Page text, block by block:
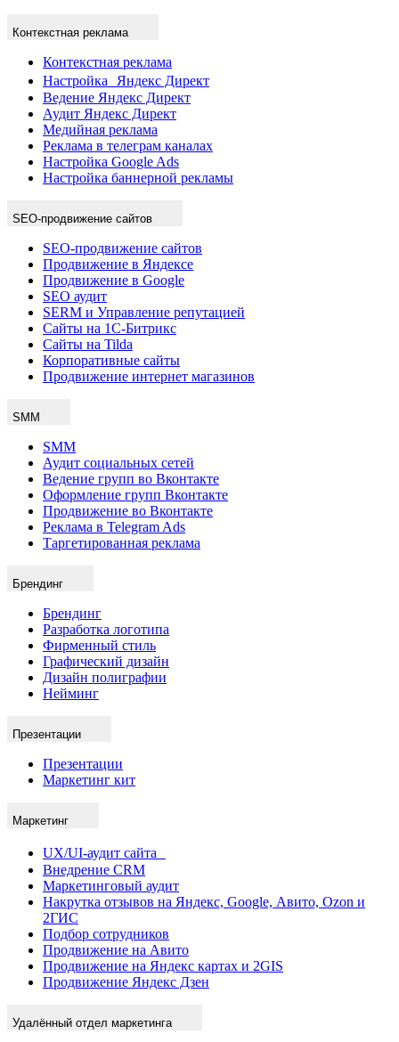
Контекстная реклама
Контекстная реклама
Настройка Яндекс Директ
Ведение Яндекс Директ
Аудит Яндекс Директ
Медийная реклама
Реклама в телеграм каналах
Настройка Google Ads
Настройка баннерной рекламы
SEO-продвижение сайтов
SEO-продвижение сайтов
Продвижение в Яндексе
Продвижение в Google
SEO аудит
SERM и Управление репутацией
Сайты на 1С-Битрикс
Сайты на Tilda
Корпоративные сайты
Продвижение интернет магазинов
SMM
SMM
Аудит социальных сетей
Ведение групп во Вконтакте
Оформление групп Вконтакте
Продвижение во Вконтакте
Реклама в Telegram Ads
Таргетированная реклама
Брендинг
Брендинг
Разработка логотипа
Фирменный стиль
Графический дизайн
Дизайн полиграфии
Нейминг
Презентации
Презентации
Маркетинг кит
Маркетинг
UX/UI-аудит сайта
Внедрение CRM
Маркетинговый аудит
Накрутка отзывов на Яндекс, Google, Авито, Ozon и
2ГИС
Подбор сотрудников
Продвижение на Авито
Продвижение на Яндекс картах и 2GIS
Продвижение Яндекс Дзен
Удалённый отдел маркетинга